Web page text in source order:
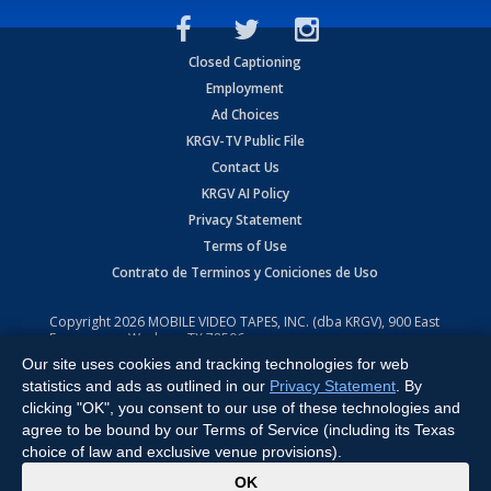
Closed Captioning
Employment
Ad Choices
KRGV-TV Public File
Contact Us
KRGV AI Policy
Privacy Statement
Terms of Use
Contrato de Terminos y Coniciones de Uso
Copyright2026 MOBILE VIDEO TAPES, INC. (dba KRGV), 900 East
Expressway, Weslaco, TX 78596.
All Rights Reserved. Powered by:Ruby Shore Software
Our site uses cookies and tracking technologies for web
statistics and ads as outlined in our Privacy Statement . By
clicking "OK", you consent to our use of these technologies and
agree to be bound by our Terms of Service (including its Texas
choice of law and exclusive venue provisions).
OK